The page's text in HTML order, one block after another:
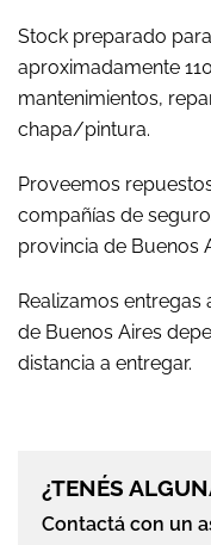
Stock preparado
aproximadamente
mantenimientos,
chapa/pintura.
Proveemos
compañías de
provincia de Buenos
Realizamos
de Buenos Aires
distancia a entregar.
¿TENÉS
Contactá con un